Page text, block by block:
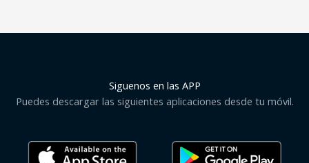
Siguenos en las APP
Puedes descargar las siguientes aplicaciones desde tu móvil.